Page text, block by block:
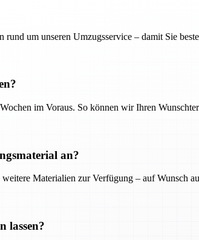
um unseren Umzugsservice – damit Sie
im Voraus. So können wir Ihren
an?
Materialien zur Verfügung – auf Wunsch
lassen?